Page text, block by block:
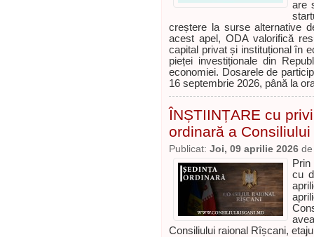
are
creștere la surse alternative
acest apel, ODA valorifică
capital privat și instituțional în
pieței investiționale din
economiei. Dosarele de
16 septembrie 2026, până la
ÎNȘTIINȚARE cu
ordinară a
Publicat: Joi, 09 aprilie 2026
cu
Consiliului raional Rîșcani,